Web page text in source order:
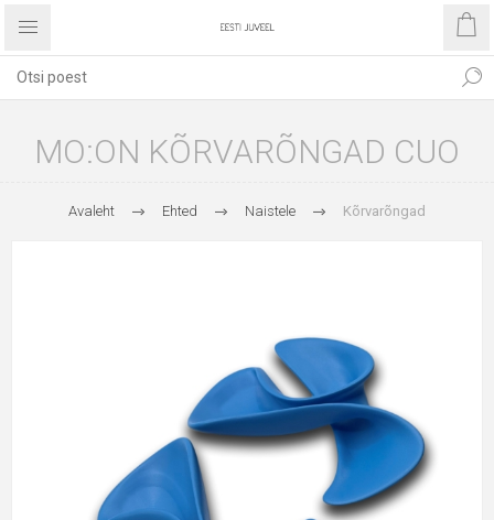
MO:ON KÕRVARÕNGAD CUO
Avaleht Ehted Naistele Kõrvarõngad